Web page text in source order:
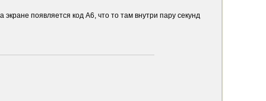
появляется код А6, что то там внутри пару секунд